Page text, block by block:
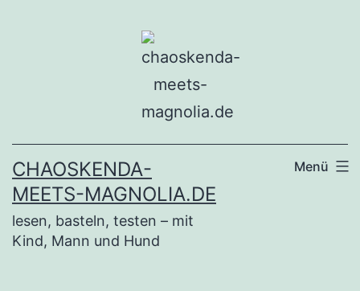
CHAOSKENDA-
MEETS-MAGNOLIA.DE
lesen, basteln, testen – mit
Kind, Mann und Hund
Menü